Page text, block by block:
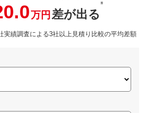
万円 差が出る
※
実績調査による3社以上見積り比較の平均差額